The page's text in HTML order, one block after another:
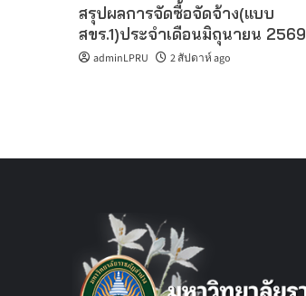
สรุปผลการจัดซื้อจัดจ้าง(แบบ
สขร.1)ประจำเดือนมิถุนายน 2569
adminLPRU 2 สัปดาห์ ago